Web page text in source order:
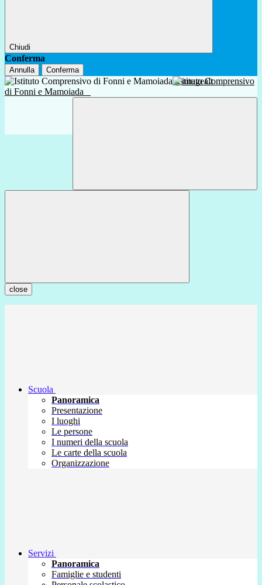
Chiudi
Conferma
Annulla Conferma
Istituto Comprensivo
di Fonni e Mamoiada
close
Scuola
Panoramica
Presentazione
I luoghi
Le persone
I numeri della scuola
Le carte della scuola
Organizzazione
Servizi
Panoramica
Famiglie e studenti